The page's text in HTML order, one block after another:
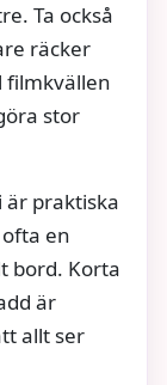
Ta också
räcker
stor
är praktiska
en
bord. Korta
är
allt ser